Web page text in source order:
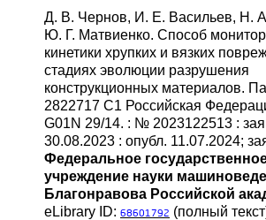
Д. В. Чернов, И. Е. Васильев, Н.
Ю. Г. Матвиенко. Способ
кинетики хрупких и вязких
стадиях эволюции разрушения
конструкционных материалов.
2822717 C1 Российская
G01N 29/14. : № 2023122513 :
30.08.2023 : опубл. 11.07.2024;
Федеральное
учреждение науки
Благонравова Российской
eLibrary ID: 68601792 (полный